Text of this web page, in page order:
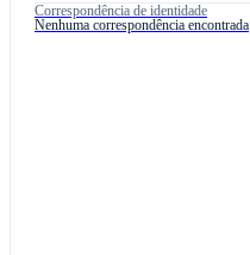
Correspondência de identidade
Nenhuma correspondência encontrada